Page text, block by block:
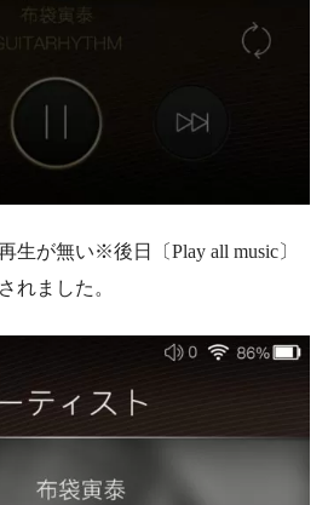
が無い※後日〔Play all music〕
れました。